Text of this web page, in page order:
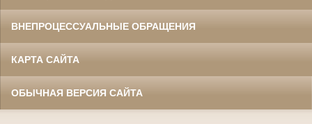
ВНЕПРОЦЕССУАЛЬНЫЕ ОБРАЩЕНИЯ
КАРТА САЙТА
ОБЫЧНАЯ ВЕРСИЯ САЙТА